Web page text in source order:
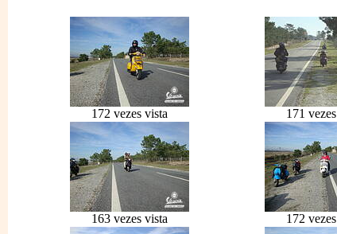
172 vezes vista 171
163 vezes vista 172